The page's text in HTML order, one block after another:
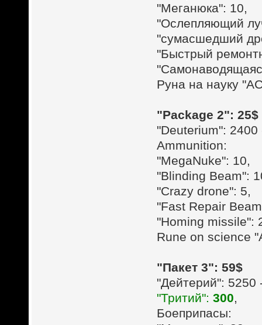
"Меганюка": 10,
"Ослепляющий
"сумасшедший
"Быстрый
Руна на науку
"Package 2": 25$
"Deuterium":
Ammunition:
"MegaNuke": 10,
"Blinding Beam":
"Crazy drone": 5,
"Fast Repair
"Homing missile":
Rune on science
"Пакет 3": 59$
"Дейтерий": 5250
"Тритий":300,
Боеприпасы: